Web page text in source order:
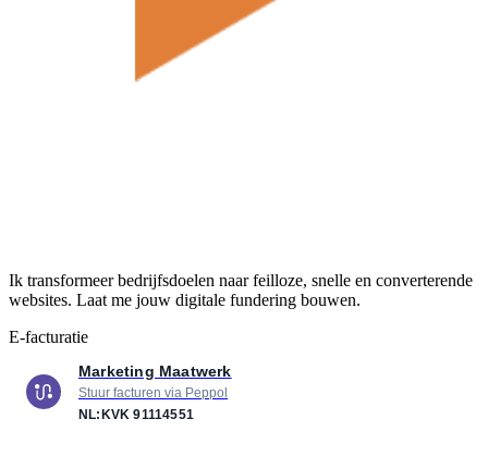
Ik transformeer bedrijfsdoelen naar feilloze, snelle en converterende
websites. Laat me jouw digitale fundering bouwen.
E-facturatie
Marketing Maatwerk
Stuur facturen via Peppol
NL:KVK 91114551